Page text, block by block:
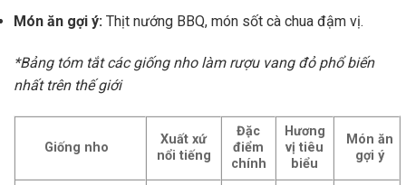
Món ăn gợi ý: Thịt nướng BBQ, món sốt cà chua đậm vị.
*Bảng tóm tắt các giống nho làm rượu vang đỏ phổ biến
nhất trên thế giới
Giống nho
Xuất xứ
nổi tiếng
Đặc
điểm
chính
Hương
vị tiêu
biểu
Món ăn
gợi ý